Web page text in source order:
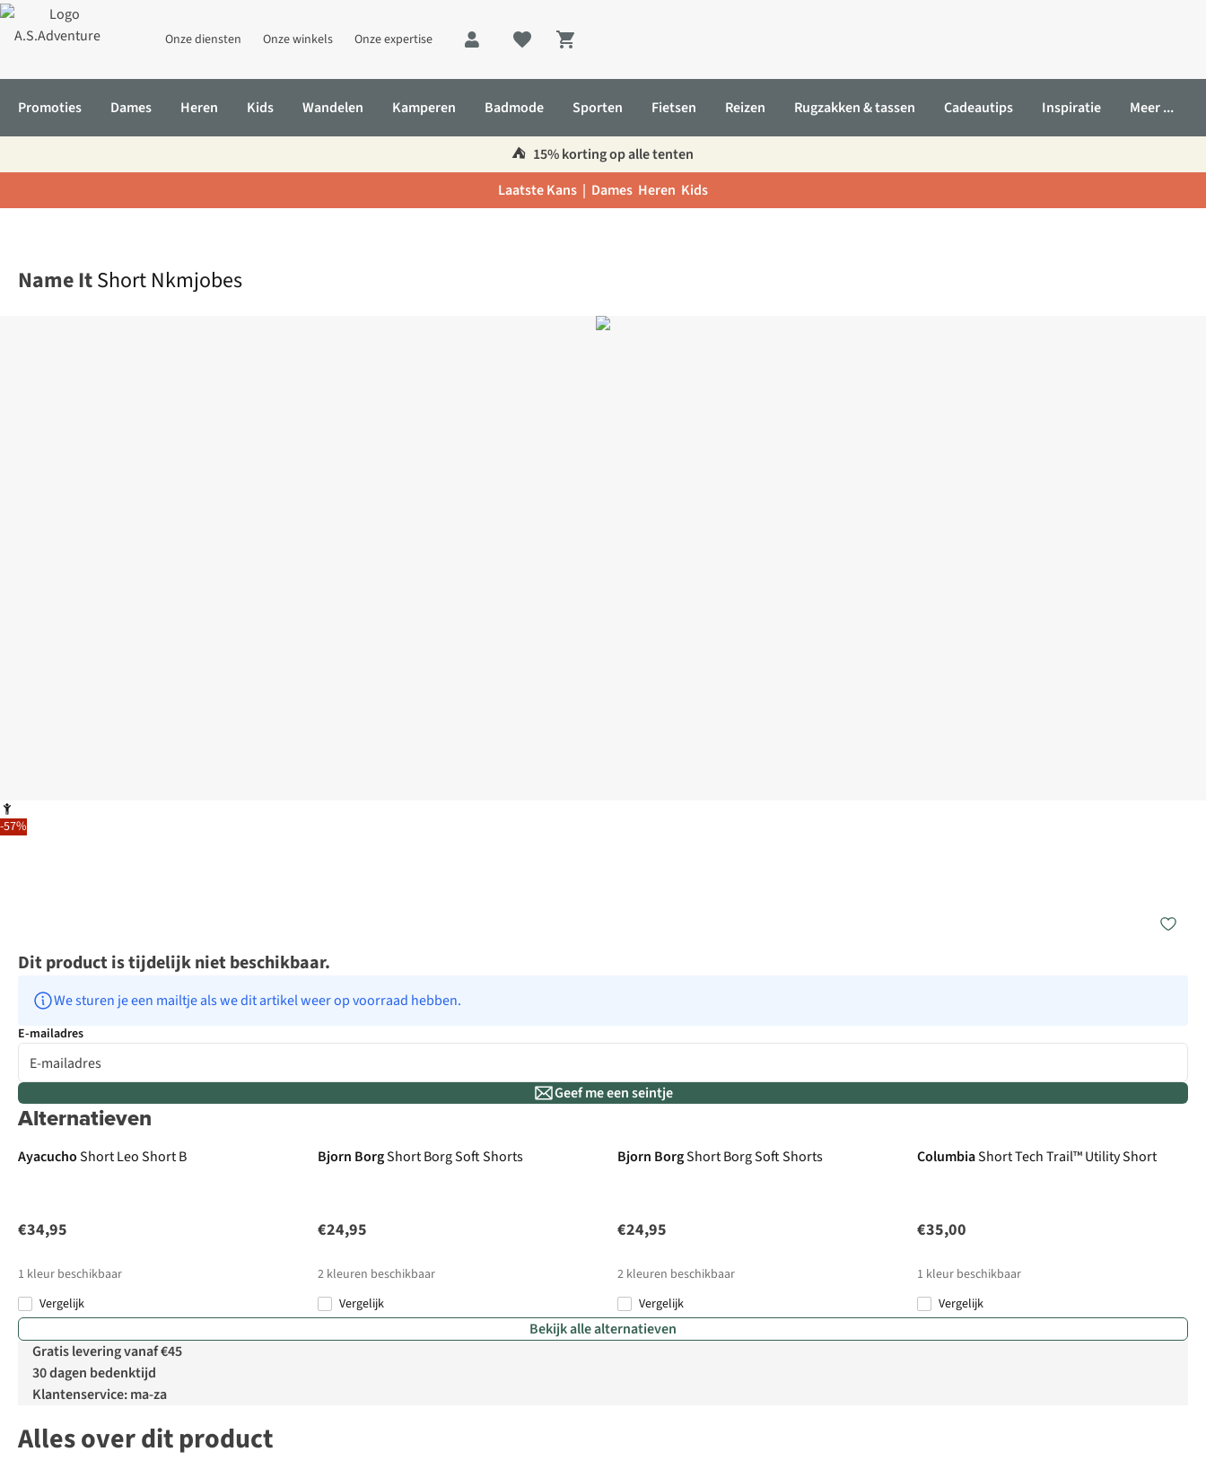
Onze diensten Onze winkels Onze expertise
Shopping cart
Promoties Dames Heren Kids Wandelen Kamperen Badmode Sporten Fietsen Reizen Rugzakken & tassen Cadeautips Inspiratie Meer ...
⛺️ 15% korting op alle tenten
Laatste Kans | Dames Heren Kids
-57%
Name ItShort Nkmjobes
Dit product is tijdelijk niet beschikbaar.
We sturen je een mailtje als we dit artikel weer op voorraad hebben.
E-mailadres
Geef me een seintje
Alternatieven
AyacuchoShort Leo Short B
€34,95
1 kleur beschikbaar
Vergelijk
Bjorn BorgShort Borg Soft Shorts
€24,95
2 kleuren beschikbaar
Vergelijk
Bjorn BorgShort Borg Soft Shorts
€24,95
2 kleuren beschikbaar
Vergelijk
ColumbiaShort Tech Trail™ Utility Short
€35,00
1 kleur beschikbaar
Vergelijk
Bekijk alle alternatieven
Gratis levering vanaf €45
30 dagen bedenktijd
Klantenservice: ma-za
Alles over dit product